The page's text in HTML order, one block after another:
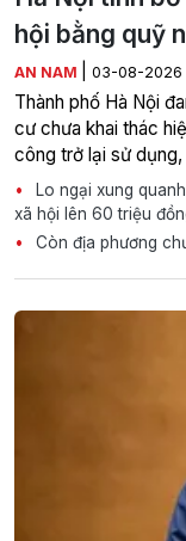
hội bằng quỹ
AN NAM 03-08-2026
Thành phố Hà Nội
cư chưa khai thác
công trở lại sử
Lo ngại xung
xã hội lên 60 triệu
Còn địa phương